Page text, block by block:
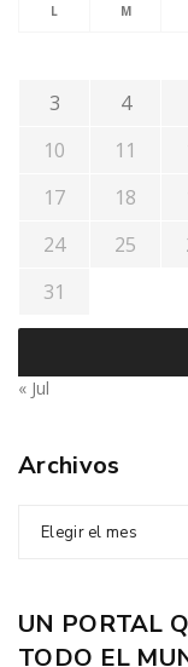
L M
3
4
10
11
17
18
24
25
31
« Jul
Archivos
Elegir el mes
UN PORTAL
TODO EL